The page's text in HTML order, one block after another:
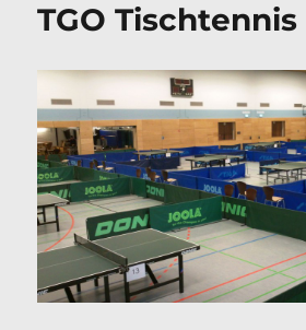
TGO Tischtennis